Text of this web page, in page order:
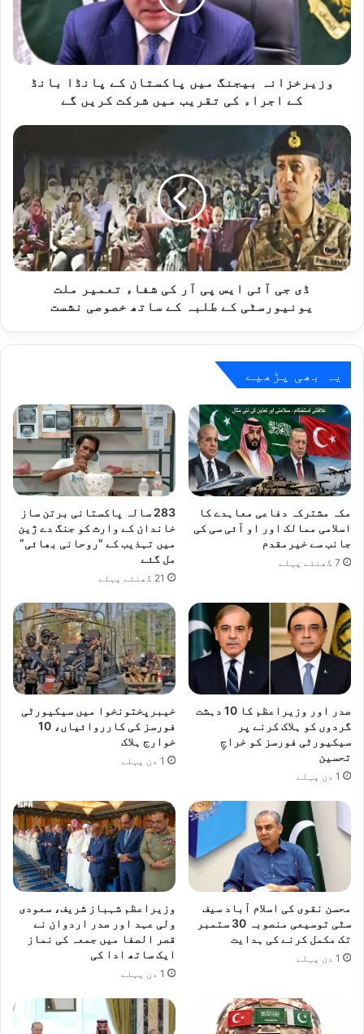
پانڈا
بانڈ
اجراء
شرکت
گے
وزیرخزانہ بیجنگ میں پاکستان کے پانڈا بانڈ
کے اجراء کی تقریب میں شرکت کریں گے
ڈی
آئی
ایس
پی
آر
کی
شفاء
تعمیر
یونیورسٹی
خصوصی
نشست
ڈی جی آئی ایس پی آر کی شفاء تعمیر ملت
یونیورسٹی کے طلبہ کے ساتھ خصوصی نشست
یہ بھی پڑھیے
مکہ مشترکہ دفاعی معاہدے کا
اسلامی ممالک اور او آئی سی کی
جانب سے خیرمقدم
7 گھنٹے پہلے
283 سالہ پاکستانی برتن ساز
خاندان کے وارث کو جنگ دے ژین
میں تہذیب کے "روحانی بھائی”
مل گئے
21 گھنٹے پہلے
صدر اور وزیراعظم کا 10 دہشت
گردوں کو ہلاک کرنے پر
سیکیورٹی فورسز کو خراجِ
تحسین
1 دن پہلے
خیبرپختونخوا میں سیکیورٹی
فورسز کی کارروائیاں، 10
خوارج ہلاک
1 دن پہلے
محسن نقوی کی اسلام آباد سیف
سٹی توسیعی منصوبہ 30 ستمبر
تک مکمل کرنے کی ہدایت
1 دن پہلے
وزیراعظم شہباز شریف، سعودی
ولی عہد اور صدر اردوان نے
قصر الصفا میں جمعہ کی نماز
ایک ساتھ ادا کی
1 دن پہلے